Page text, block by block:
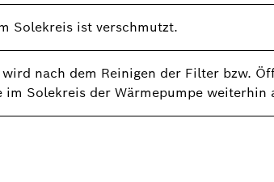
Solekreis ist verschmutzt.
nach dem Reinigen der Filter bzw.
im Solekreis der Wärmepumpe weiterhin